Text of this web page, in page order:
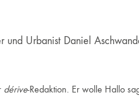
und Urbanist Daniel
dérive-Redaktion. Er wolle Hallo